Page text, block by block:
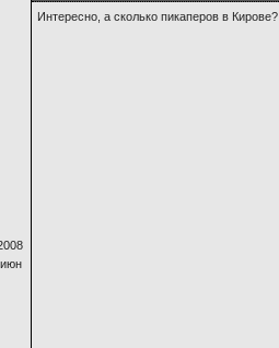
Интересно, а сколько пикаперов в Кирове?